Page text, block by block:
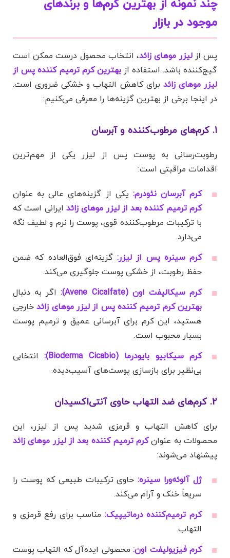
چند نمونه از بهترین کرم‌ها و برندهای
موجود در بازار
پس ازلیزر موهای زائد، انتخاب محصول درست ممکن است
گیج‌کننده باشد. استفاده از بهترین کرم ترمیم کننده پس از
لیزر موهای زائد برای کاهش التهاب و خشکی ضروری است.
در اینجا برخی از بهترین گزینه‌ها را معرفی می‌کنیم:
1. کرم‌های مرطوب‌کننده و آبرسان
رطوبت‌رسانی به پوست پس از لیزر یکی از مهم‌ترین
اقدامات مراقبتی است:
کرم آبرسان نئودرم: یکی از گزینه‌های عالی به عنوان
کرم ترمیم کننده بعد از لیزر موهای زائد ایرانی است که
با ترکیبات مرطوب‌کننده قوی، پوست را نرم و لطیف نگه
می‌دارد.
کرم سینره پس از لیزر: گزینه‌ای فوق‌العاده که ضمن
حفظ رطوبت، از خشکی پوست جلوگیری می‌کند.
کرم سیکالیفت اون (Avene Cicalfate):
اگر به دنبال
بهترین کرم ترمیم کننده پس از لیزر موهای زائدخارجی
هستید، این کرم برای آبرسانی عمیق و ترمیم پوست
بسیار محبوب است.
کرم سیکابیو بایودرما (Bioderma Cicabio):
انتخابی
بی‌نظیر برای بازسازی پوست‌های آسیب‌دیده.
2. کرم‌های ضد التهاب حاوی آنتی‌اکسیدان
برای کاهش التهاب و قرمزی شدید پس از لیزر، این
محصولات به عنوانکرم ترمیم کننده بعد از لیزر موهای زائد
پیشنهاد می‌شوند:
ژل آلوئه‌ورا سینره:حاوی ترکیبات طبیعی که پوست را
سریعاً خنک و آرام می‌کند.
کرم ترمیم‌کننده درماتیپیک: مناسب برای رفع قرمزی و
التهاب.
کرم فیزیولیفت اون:محصولی ایده‌آل که التهاب پوست